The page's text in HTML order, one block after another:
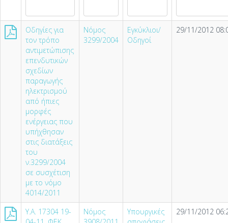
Οδηγίες για
τον τρόπο
αντιμετώπισης
επενδυτικών
σχεδίων
παραγωγής
ηλεκτρισμού
από ήπιες
μορφές
ενέργειας που
υπήχθησαν
στις διατάξεις
του
ν.3299/2004
σε συσχέτιση
με το νόμο
4014/2011
Νόμος
3299/2004
Εγκύκλιοι/
Οδηγοί
29/11/2012
Υ.Α. 17304 19-
Νόμος
Υπουργικές
29/11/2012